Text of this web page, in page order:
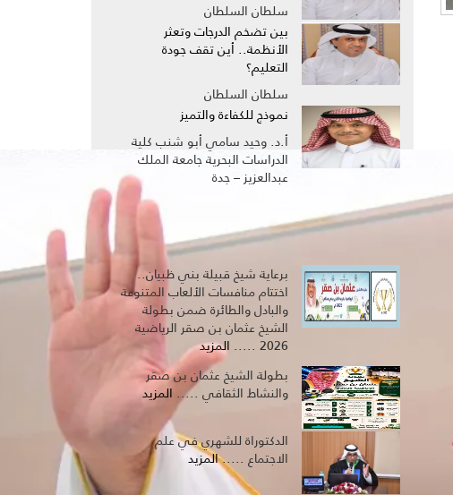
سلطان السلطان
بين تضخم الدرجات وتعثر
الأنظمة.. أين تقف جودة
التعليم؟
سلطان السلطان
نموذج للكفاءة والتميز
أ.د. وحيد سامي أبو شنب كلية
الدراسات البحرية جامعة الملك
عبدالعزيز – جدة
المجتمع
برعاية شيخ قبيلة بني ظبيان..
اختتام منافسات الألعاب المتنوعة
والبادل والطائرة ضمن بطولة
الشيخ عثمان بن صقر الرياضية
2026 .....
المزيد
بطولة الشيخ عثمان بن صقر
والنشاط الثقافي ..... المزيد
الدكتوراة للشهري في علم
الاجتماع .....المزيد